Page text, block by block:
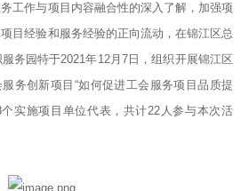
工作与项目内容融合性的深入了解，加强项
目经验和服务经验的正向流动，在锦江区总
务园特于2021年12月7日，组织开展锦江区
务创新项目“如何促进工会服务项目品质提
实施项目单位代表，共计22人参与本次活